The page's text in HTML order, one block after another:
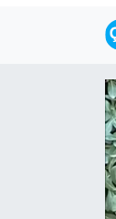
GÜNCEL
AKTÜEL
EĞİTİM
Trafik
Tüm
Son
Haber